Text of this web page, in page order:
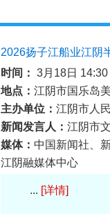
2026扬子江船业江阴
时间： 3月18日 14:30
地点： 江阴市国乐岛
主办单位： 江阴市人
新闻发言人： 江阴市
媒体： 中国新闻社、
江阴融媒体中心
人；3、市委办、政
... [详情]